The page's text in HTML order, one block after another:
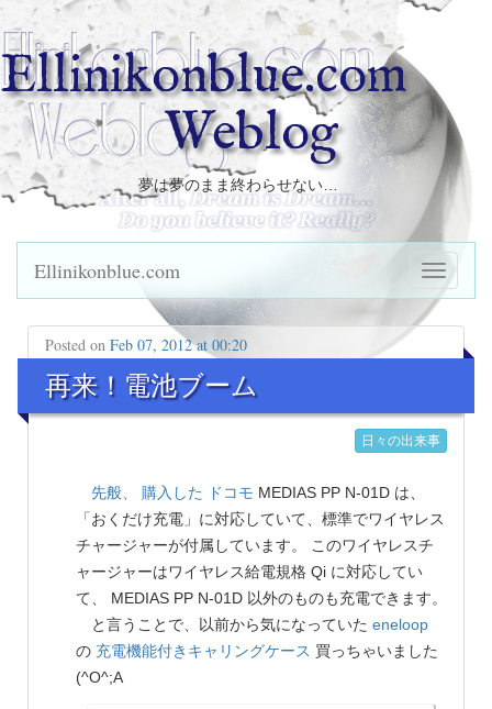
Ellinikonblue.com
Weblog
夢は夢のまま終わらせない…
Ellinikonblue.com
Posted on Feb 07, 2012 at 00:20
再来！電池ブーム
日々の出来事
先般、 購入した ドコモ MEDIAS PP N-01D は、
「おくだけ充電」に対応していて、標準でワイヤレス
チャージャーが付属しています。 このワイヤレスチ
ャージャーはワイヤレス給電規格 Qi に対応してい
て、 MEDIAS PP N-01D 以外のものも充電できます。
と言うことで、以前から気になっていた eneloop
の 充電機能付きキャリングケース 買っちゃいました
(^O^;A